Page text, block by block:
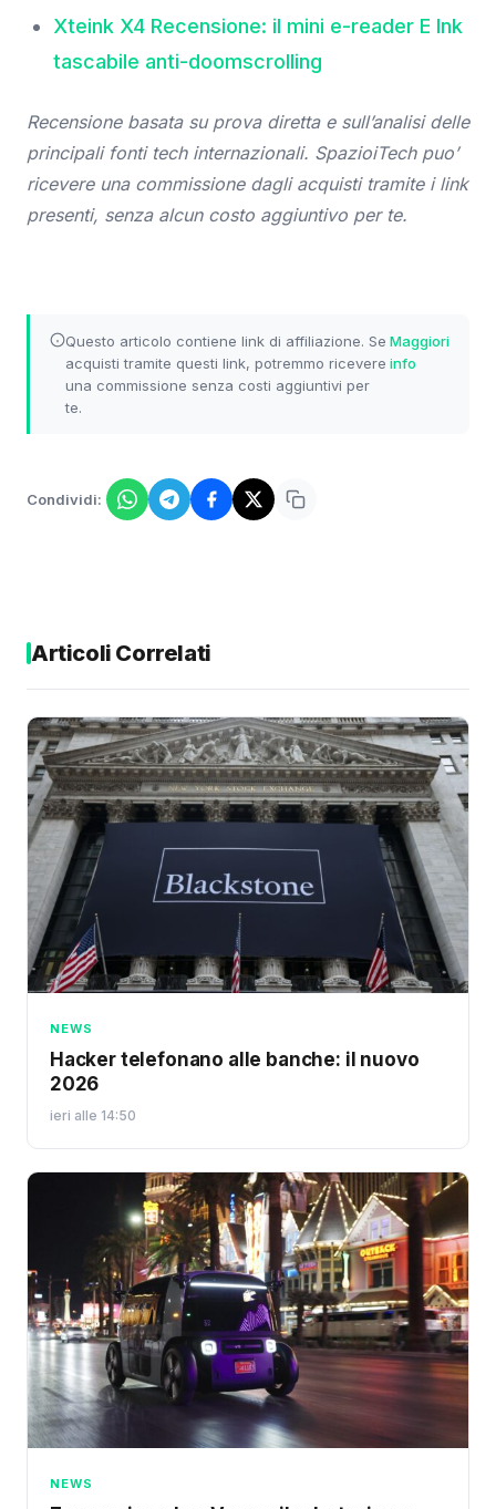
Xteink X4 Recensione: il mini e-reader E Ink
tascabile anti-doomscrolling
Recensione basata su prova diretta e sull’analisi delle
principali fonti tech internazionali. SpazioiTech puo’
ricevere una commissione dagli acquisti tramite i link
presenti, senza alcun costo aggiuntivo per te.
Questo articolo contiene link di affiliazione. Se
acquisti tramite questi link, potremmo ricevere
una commissione senza costi aggiuntivi per
te.
Maggiori
info
Condividi:
Articoli Correlati
NEWS
Hacker telefonano alle banche: il nuovo
2026
ieri alle 14:50
NEWS